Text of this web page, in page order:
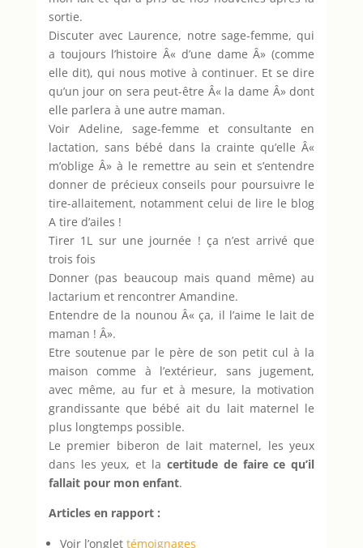
sortie.
Discuter avec Laurence, notre sage-femme, qui
a toujours l’histoire Â« d’une dame Â» (comme
elle dit), qui nous motive à continuer. Et se dire
qu’un jour on sera peut-être Â« la dame Â» dont
elle parlera à une autre maman.
Voir Adeline, sage-femme et consultante en
lactation, sans bébé dans la crainte qu’elle Â«
m’oblige Â» à le remettre au sein et s’entendre
donner de précieux conseils pour poursuivre le
tire-allaitement, notamment celui de lire le blog
A tire d’ailes !
Tirer 1L sur une journée ! ça n’est arrivé que
trois fois
Donner (pas beaucoup mais quand même) au
lactarium et rencontrer Amandine.
Entendre de la nounou Â« ça, il l’aime le lait de
maman ! Â».
Etre soutenue par le père de son petit cul à la
maison comme à l’extérieur, sans jugement,
avec même, au fur et à mesure, la motivation
grandissante que bébé ait du lait maternel le
plus longtemps possible.
Le premier biberon de lait maternel, les yeux
dans les yeux, et la certitude de faire ce qu’il
fallait pour mon enfant.
Articles en rapport :
Voir l’onglet témoignages